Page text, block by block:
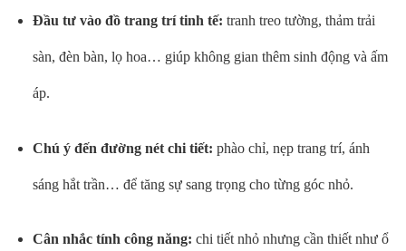
Đầu tư vào đồ trang trí tinh tế: tranh treo tường, thảm trải
sàn, đèn bàn, lọ hoa… giúp không gian thêm sinh động và ấm
áp.
Chú ý đến đường nét chi tiết: phào chỉ, nẹp trang trí, ánh
sáng hắt trần… để tăng sự sang trọng cho từng góc nhỏ.
Cân nhắc tính công năng: chi tiết nhỏ nhưng cần thiết như ổ